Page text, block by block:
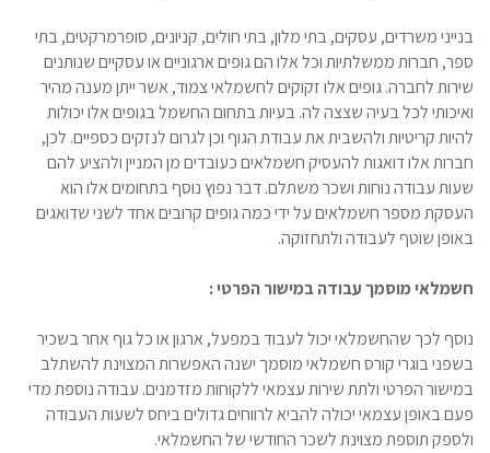
בנייני משרדים, עסקים, בתי מלון, בתי חולים, קניונים, סופרמרקטים, בתי
ספר, חברות ממשלתיות וכל אלו הם גופים ארגוניים או עסקיים שנותנים
שירות לחברה. גופים אלו זקוקים לחשמלאי צמוד, אשר ייתן מענה מהיר
ואיכותי לכל בעיה שצצה לה. בעיות בתחום החשמל בגופים אלו יכולות
להיות קריטיות ולהשבית את עבודת הגוף וכן לגרום לנזקים כספיים. לכן,
חברות אלו דואגות להעסיק חשמלאים כעובדים מן המניין ולהציע להם
שעות עבודה נוחות ושכר משתלם. דבר נפוץ נוסף בתחומים אלו הוא
העסקת מספר חשמלאים על ידי כמה גופים קרובים אחד לשני שדואגים
באופן שוטף לעבודה ולתחזוקה.
חשמלאי מוסמך עבודה במישור הפרטי :
נוסף לכך שהחשמלאי יכול לעבוד במפעל, ארגון או כל גוף אחר בשכיר
בשפני בוגרי קורס חשמלאי מוסמך ישנה האפשרות המצוינת להשתלב
במישור הפרטי ולתת שירות עצמאי ללקוחות מזדמנים. עבודה נוספת מדי
פעם באופן עצמאי יכולה להביא לרווחים גדולים ביחס לשעות העבודה
ולספק תוספת מצוינת לשכר החודשי של החשמלאי.